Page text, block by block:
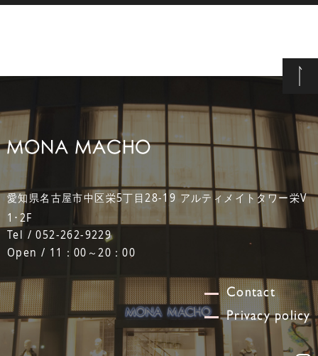
愛知県名古屋市中区栄5丁目28-19 アルティメイトタワー栄V
1･2F
Tel / 052-262-9229
Open / 11：00～20：00
Contact
Privacy policy